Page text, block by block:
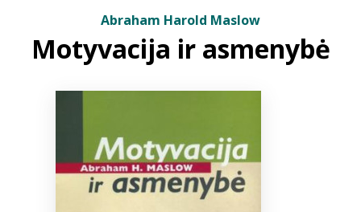
ELVIS atvyksta
Bibliotekoms
Abraham Harold Maslow
Motyvacija ir asmenybė